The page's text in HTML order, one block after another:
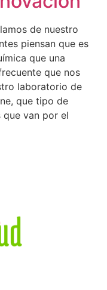
de nuestro
piensan que es
que una
que nos
laboratorio de
que tipo de
van por el